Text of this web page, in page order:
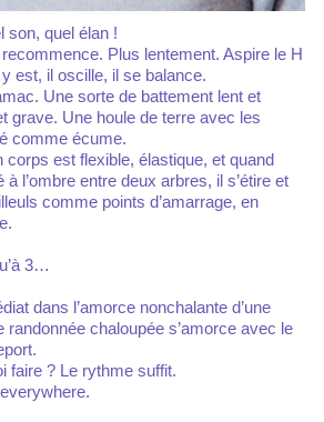
son, quel élan !
recommence. Plus lentement. Aspire le H
est, il oscille, il se balance.
Une sorte de battement lent et
grave. Une houle de terre avec les
comme écume.
corps est flexible, élastique, et quand
à l’ombre entre deux arbres, il s’étire et
comme points d’amarrage, en
3…
dans l’amorce nonchalante d’une
randonnée chaloupée s’amorce avec le
faire ? Le rythme suffit.